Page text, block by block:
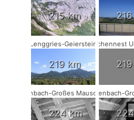
215 km
Lenggries-Geierstein
219 km
Storchennest
Rodenbach-Großes Mausohr #2
224 km
Rodenbach-